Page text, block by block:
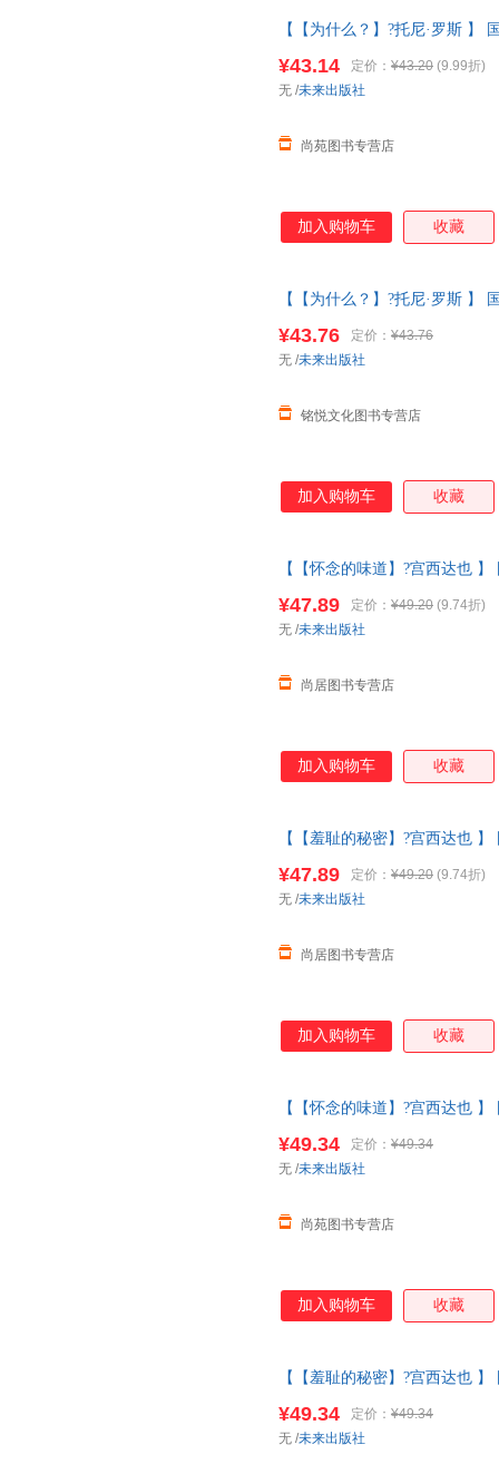
【【为什么？】?托尼·罗斯 】
换货【让您无忧购物】
¥43.14 定价： ¥43.20 (9.99折)
尚苑图书专营店
无 /未来出版社
加入购物车 收藏
【【为什么？】?托尼·罗斯 】
斯
¥43.76 定价： ¥43.76
铭悦文化图书专营店
无 /未来出版社
加入购物车 收藏
【【怀念的味道】?宫西达也 】
版图书 请放心下单，本店所有
¥47.89 定价： ¥49.20 (9.74折)
尚居图书专营店
无 /未来出版社
加入购物车 收藏
【【羞耻的秘密】?宫西达也 】
版图书 请放心下单，本店所有
¥47.89 定价： ¥49.20 (9.74折)
尚居图书专营店
无 /未来出版社
加入购物车 收藏
【【怀念的味道】?宫西达也 】
退换货【让您无忧购物】
¥49.34 定价： ¥49.34
尚苑图书专营店
无 /未来出版社
加入购物车 收藏
【【羞耻的秘密】?宫西达也 】
退换货【让您无忧购物】
¥49.34 定价： ¥49.34
无 /未来出版社